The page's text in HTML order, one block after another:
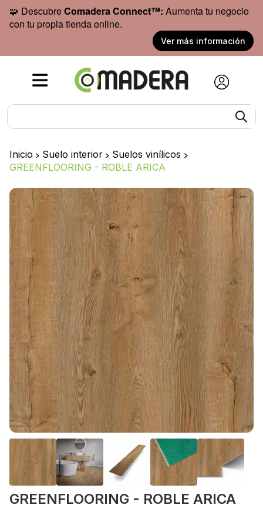
🧩 DescubreComadera Connect™: Aumenta tu negocio
con tu propia tienda online.
Ver más información
Inicio > Suelo interior > Suelos vinílicos >
GREENFLOORING - ROBLE ARICA
GREENFLOORING - ROBLE ARICA